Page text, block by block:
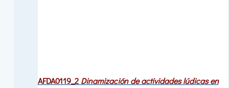
AFDA0119_2 Dinamización de actividades lúdicas en